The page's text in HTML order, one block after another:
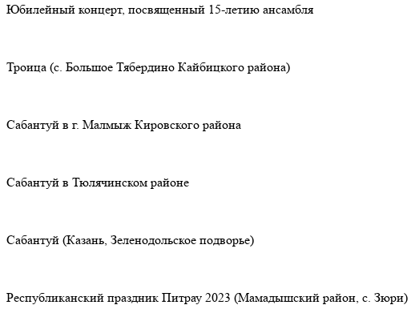
Юбилейный концерт, посвященный 15-летию ансамбля
Троица (с. Большое Тябердино Кайбицкого района)
Сабантуй в г. Малмыж Кировского района
Сабантуй в Тюлячинском районе
Сабантуй (Казань, Зеленодольское подворье)
Республиканский праздник Питрау 2023 (Мамадышский район, с. Зюри)